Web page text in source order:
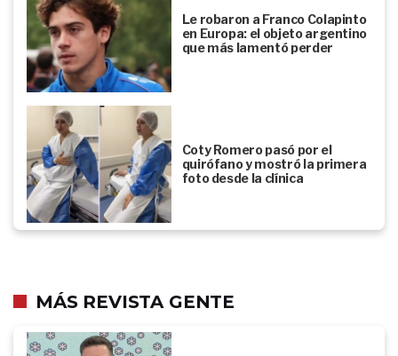
Le robaron a Franco Colapinto
en Europa: el objeto argentino
que más lamentó perder
Coty Romero pasó por el
quirófano y mostró la primera
foto desde la clínica
MÁS REVISTA GENTE